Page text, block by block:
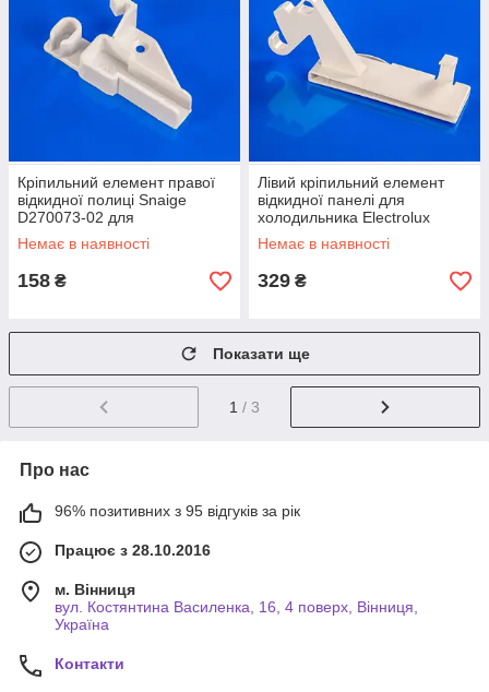
Кріпильний елемент правої
відкидної полиці Snaige
D270073-02 для
холодильника
Немає в наявності
158 ₴
Лівий кріпильний елемент
відкидної панелі для
холодильника Electrolux
2231129012 Original
Немає в наявності
329 ₴
Показати ще
1 / 3
Про нас
96% позитивних з 95 відгуків за рік
Працює з 28.10.2016
м. Вінниця
вул. Костянтина Василенка, 16, 4 поверх, Вінниця,
Україна
Контакти